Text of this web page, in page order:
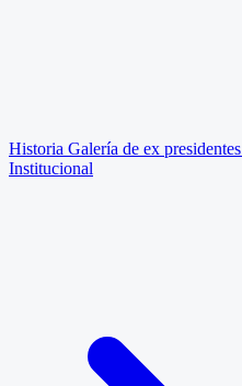
Historia Galería de ex presidentes
Institucional